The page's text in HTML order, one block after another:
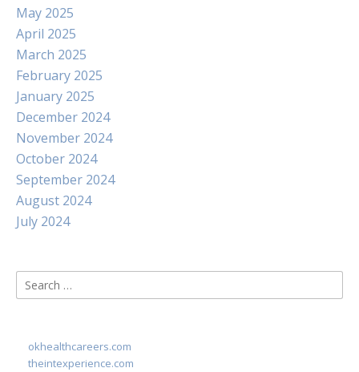
May 2025
April 2025
March 2025
February 2025
January 2025
December 2024
November 2024
October 2024
September 2024
August 2024
July 2024
Search
for:
okhealthcareers.com
theintexperience.com